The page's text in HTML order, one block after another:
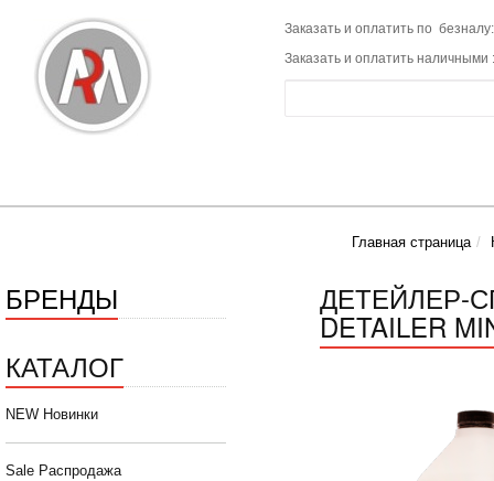
Заказать и оплатить по
Заказать и оплатить наличными
Главная страница
БРЕНДЫ
КАТАЛОГ
NEW Новинки
Sale Распродажа
ДЕТЕЙЛЕР-
DETAILER